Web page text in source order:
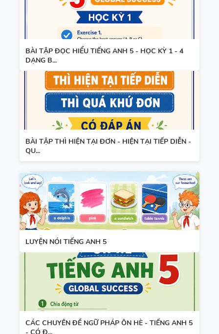
BÀI TẬP ĐỌC HIỂU TIẾNG ANH 5 - HỌC KỲ 1 - 4
DẠNG B...
BÀI TẬP THÌ HIỆN TẠI ĐƠN - HIỆN TẠI TIẾP DIỄN -
QU...
LUYỆN NÓI TIẾNG ANH 5
CÁC CHUYÊN ĐỀ NGỮ PHÁP ÔN HÈ - TIẾNG ANH 5